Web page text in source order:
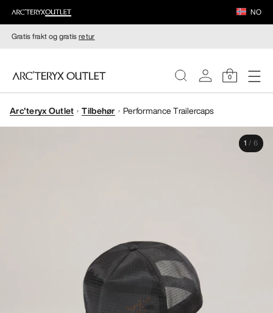
NO
Gratis frakt og gratisretur
0
DAMER
Arc'teryx Outlet Tilbehør Performance Trailercaps
1 / 6